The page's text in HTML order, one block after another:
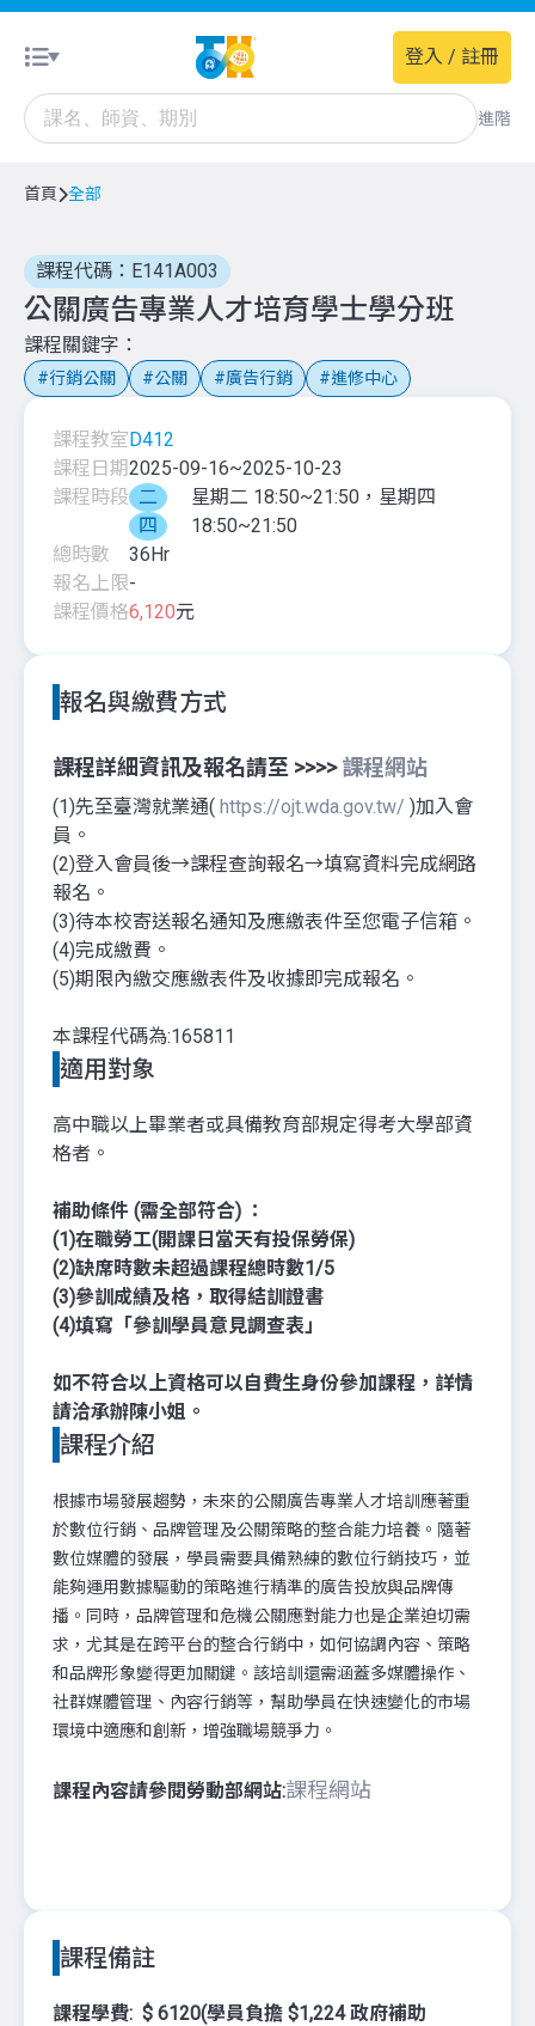
進階
登入 / 註冊
首頁 全部
課程代碼：E141A003
公關廣告專業人才培育學士學分班
課程關鍵字
行銷公關 公關 廣告行銷 進修中心
課程教室D412
課程日期2025-09-16~2025-10-23
課程時段 二
四
星期二 18:50~21:50，星期四
18:50~21:50
總時數
36Hr
報名上限-
課程價格6,120元
報名與繳費方式
課程詳細資訊及報名請至 >>>>課程網站
(1)先至臺灣就業通( https://ojt.wda.gov.tw/ )加入會
員。
(2)登入會員後→課程查詢報名→填寫資料完成網路
報名。
(3)待本校寄送報名通知及應繳表件至您電子信箱。
(4)完成繳費。
(5)期限內繳交應繳表件及收據即完成報名。
本課程代碼為:165811
適用對象
高中職以上畢業者或具備教育部規定得考大學部資
格者。
補助條件 (需全部符合) ：
(1)在職勞工(開課日當天有投保勞保)
(2)缺席時數未超過課程總時數1/5
(3)參訓成績及格，取得結訓證書
(4)填寫「參訓學員意見調查表」
如不符合以上資格可以自費生身份參加課程，詳情
請洽承辦陳小姐。
課程介紹
根據市場發展趨勢，未來的公關廣告專業人才培訓應著重
於數位行銷、品牌管理及公關策略的整合能力培養。隨著
數位媒體的發展，學員需要具備熟練的數位行銷技巧，並
能夠運用數據驅動的策略進行精準的廣告投放與品牌傳
播。同時，品牌管理和危機公關應對能力也是企業迫切需
求，尤其是在跨平台的整合行銷中，如何協調內容、策略
和品牌形象變得更加關鍵。該培訓還需涵蓋多媒體操作、
社群媒體管理、內容行銷等，幫助學員在快速變化的市場
環境中適應和創新，增強職場競爭力。
課程內容請參閱勞動部網站:課程網站
課程備註
課程學費: $ 6120(學員負擔 $1,224政府補助